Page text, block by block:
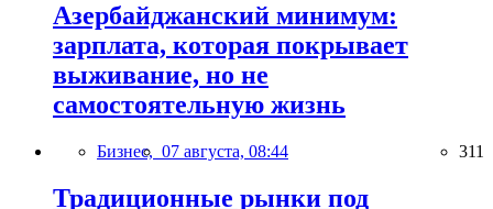
Азербайджанский минимум:
зарплата, которая покрывает
выживание, но не
самостоятельную жизнь
Бизнес, 07 августа, 08:44 311
Традиционные рынки под